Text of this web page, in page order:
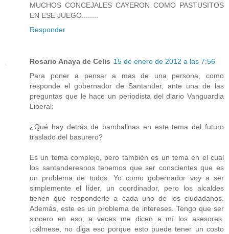
MUCHOS CONCEJALES CAYERON COMO PASTUSITOS
EN ESE JUEGO........
Responder
Rosario Anaya de Celis 15 de enero de 2012 a las 7:56
Para poner a pensar a mas de una persona, como
responde el gobernador de Santander, ante una de las
preguntas que le hace un periodista del diario Vanguardia
Liberal:
¿Qué hay detrás de bambalinas en este tema del futuro
traslado del basurero?
Es un tema complejo, pero también es un tema en el cual
los santandereanos tenemos que ser conscientes que es
un problema de todos. Yo como gobernador voy a ser
simplemente el líder, un coordinador, pero los alcaldes
tienen que responderle a cada uno de los ciudadanos.
Además, este es un problema de intereses. Tengo que ser
sincero en eso; a veces me dicen a mí los asesores,
¡cálmese, no diga eso porque esto puede tener un costo